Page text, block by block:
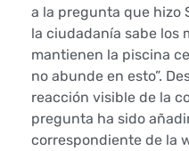
s
t
a
a
a la pregunta que hizo
la ciudadanía sabe los
mantienen la piscina
no abunde en esto”.
reacción visible de la
pregunta ha sido
correspondiente de la